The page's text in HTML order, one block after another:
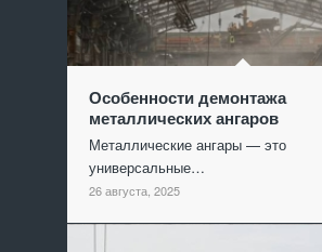
Особенности демонтажа
металлических ангаров
Металлические ангары — это
универсальные…
26 августа, 2025